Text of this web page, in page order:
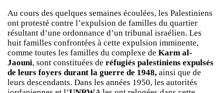
Au cours des quelques semaines écoulées, les Palestiniens
ont protesté contre l’expulsion de familles du quartier
résultant d’une ordonnance d’un tribunal israélien. Les
huit familles confrontées à cette expulsion imminente,
comme toutes les familles du complexe de Karm al-
Jaouni, sont constituées de réfugiés palestiniens expulsés
de leurs foyers durant la guerre de 1948, ainsi que de
leurs descendants. Dans les années 1950, les autorités